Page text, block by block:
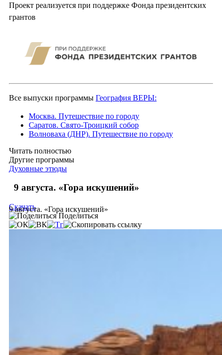
Проект реализуется при поддержке Фонда президентских
грантов
Все выпуски программы География ВЕРЫ:
Москва. Путешествие по городу
Саратов. Свято-Троицкий собор
Волноваха (ДНР). Путешествие по городу
Читать полностью
Другие программы
Духовные этюды
9 августа. «Гора искушений»
9 августа. «Гора искушений»
Скачать
Поделиться